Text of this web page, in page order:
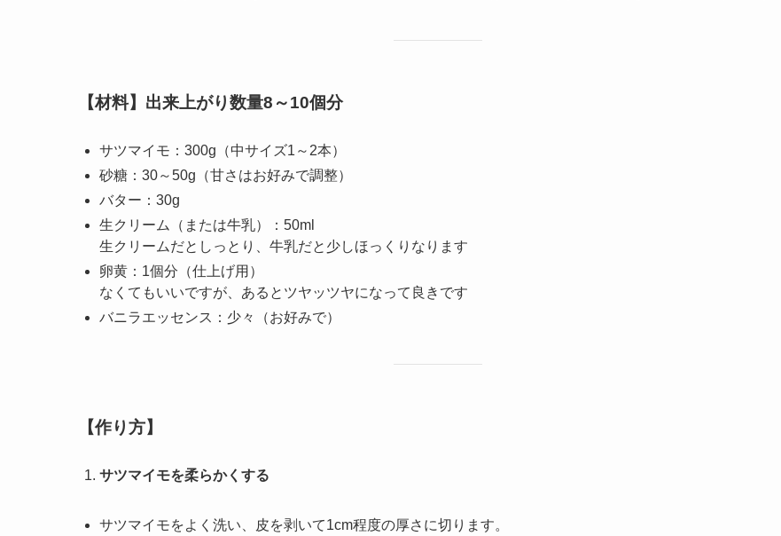
【材料】出来上がり数量8～10個分
サツマイモ：300g（中サイズ1～2本）
砂糖：30～50g（甘さはお好みで調整）
バター：30g
生クリーム（または牛乳）：50ml
生クリームだとしっとり、牛乳だと少しほっくりなります
卵黄：1個分（仕上げ用）
なくてもいいですが、あるとツヤッツヤになって良きです
バニラエッセンス：少々（お好みで）
【作り方】
サツマイモを柔らかくする
サツマイモをよく洗い、皮を剥いて1cm程度の厚さに切ります。